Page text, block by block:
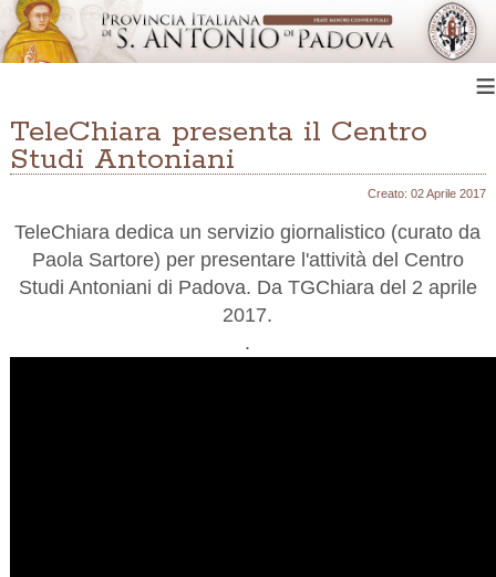
≡
TeleChiara presenta il Centro
Studi Antoniani
Creato: 02 Aprile 2017
TeleChiara dedica un servizio giornalistico (curato da
Paola Sartore) per presentare l'attività del Centro
Studi Antoniani di Padova. Da TGChiara del 2 aprile
2017.
.